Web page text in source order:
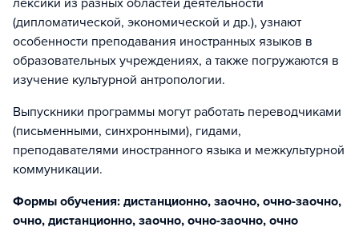
лексики из разных областей деятельности
(дипломатической, экономической и др.), узнают
особенности преподавания иностранных языков в
образовательных учреждениях, а также погружаются в
изучение культурной антропологии.
Выпускники программы могут работать переводчиками
(письменными, синхронными), гидами,
преподавателями иностранного языка и межкультурной
коммуникации.
Формы обучения: дистанционно, заочно, очно-заочно,
очно, дистанционно, заочно, очно-заочно, очно